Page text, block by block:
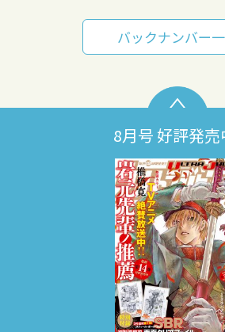
バックナンバー
8月号 好評発売